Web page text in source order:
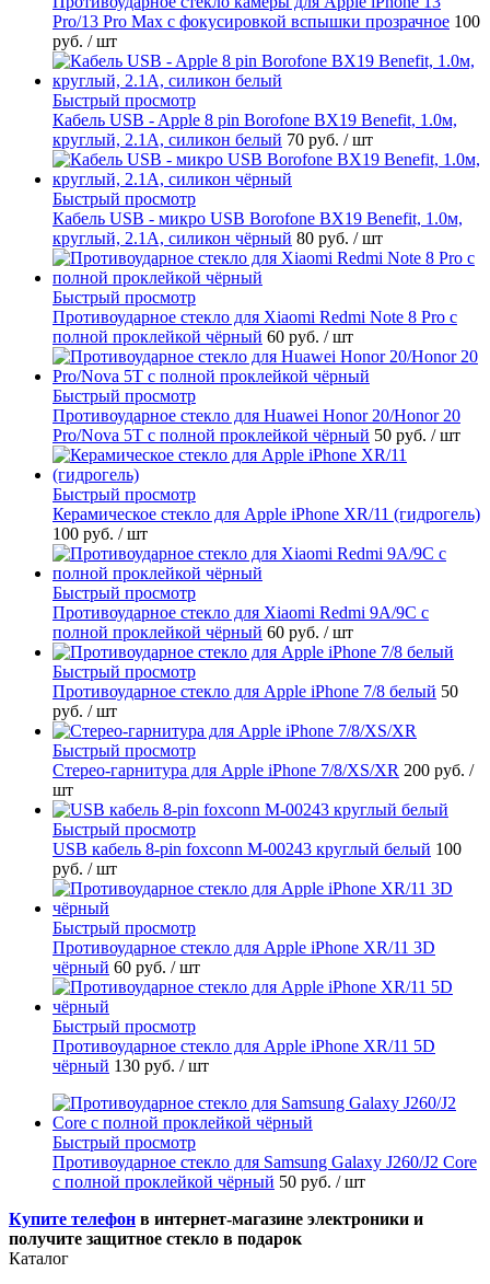
Pro/13 Pro Max с фокусировкой вспышки прозрачное 100
руб. / шт
Быстрый просмотр
Кабель USB - Apple 8 pin Borofone BX19 Benefit, 1.0м,
круглый, 2.1A, силикон белый 70 руб. / шт
Быстрый просмотр
Кабель USB - микро USB Borofone BX19 Benefit, 1.0м,
круглый, 2.1A, силикон чёрный 80 руб. / шт
Быстрый просмотр
Противоударное стекло для Xiaomi Redmi Note 8 Pro с
полной проклейкой чёрный 60 руб. / шт
Быстрый просмотр
Противоударное стекло для Huawei Honor 20/Honor 20
Pro/Nova 5T с полной проклейкой чёрный 50 руб. / шт
Быстрый просмотр
Керамическое стекло для Apple iPhone XR/11 (гидрогель)
100 руб. / шт
Быстрый просмотр
Противоударное стекло для Xiaomi Redmi 9A/9C с
полной проклейкой чёрный 60 руб. / шт
Быстрый просмотр
Противоударное стекло для Apple iPhone 7/8 белый 50
руб. / шт
Быстрый просмотр
Стерео-гарнитура для Apple iPhone 7/8/XS/XR 200 руб. /
шт
Быстрый просмотр
USB кабель 8-pin foxconn M-00243 круглый белый 100
руб. / шт
Быстрый просмотр
Противоударное стекло для Apple iPhone XR/11 3D
чёрный 60 руб. / шт
Быстрый просмотр
Противоударное стекло для Apple iPhone XR/11 5D
чёрный 130 руб. / шт
Быстрый просмотр
Противоударное стекло для Samsung Galaxy J260/J2 Core
с полной проклейкой чёрный 50 руб. / шт
Купите телефон в интернет-магазине электроники и
получите защитное стекло в подарок
Каталог